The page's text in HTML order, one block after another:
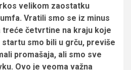
velikom zaostatku
Vratili smo se iz minus
treće četvrtine na kraju koje
startu smo bili u grču, previše
promašaja, ali smo sve
Ovo je veoma važna